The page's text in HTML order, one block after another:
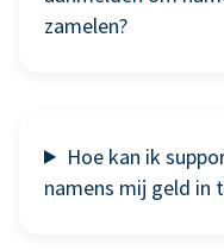
zamelen?
Hoe kan ik
namens mij geld in